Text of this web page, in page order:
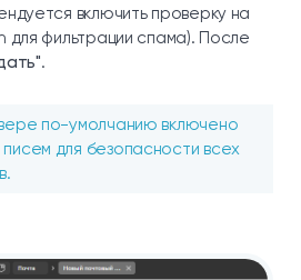
включить проверку на
для фильтрации спама). После
.
по-умолчанию включено
для безопасности всех